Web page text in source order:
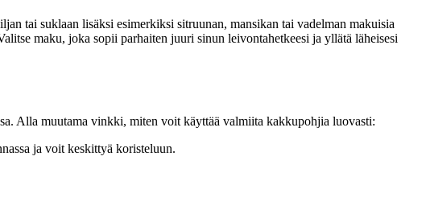
tai suklaan lisäksi esimerkiksi sitruunan, mansikan tai vadelman makuisia
maku, joka sopii parhaiten juuri sinun leivontahetkeesi ja yllätä läheisesi
Alla muutama vinkki, miten voit käyttää valmiita kakkupohjia luovasti:
ja voit keskittyä koristeluun.